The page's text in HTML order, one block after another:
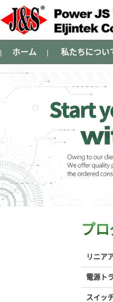
| ホーム | 私たちについ
プ
リニア
電源ト
スイッ